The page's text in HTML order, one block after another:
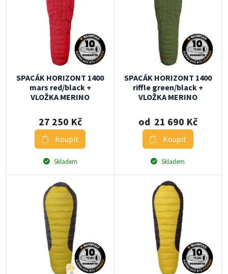
SPACÁK HORIZONT 1400
mars red/black +
VLOŽKA MERINO
27 250 Kč
Koupit
Skladem
SPACÁK HORIZONT 1400
riffle green/black +
VLOŽKA MERINO
od 21 690 Kč
Koupit
Skladem